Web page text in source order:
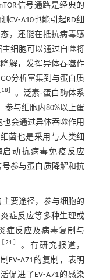
信号通路是经典的
CV⁃A10也能引起RD细
，还能在抵抗病毒感
主细胞可以通过自噬将
解，发挥异体吞噬作
分析富集到与蛋白质
18］ 。泛素⁃蛋白酶体系
参与细胞内80%以上蛋
也会通过异体吞噬作用
菌也是采用与人类细
动抗病毒免疫反应
参与蛋白质降解和抗
要途径，参与细胞的
症反应等多种生理或
症反应及病毒复制与
［21 ］ 。有研究报道，
EV⁃A71的复制，表明
促进了EV⁃A71的感染